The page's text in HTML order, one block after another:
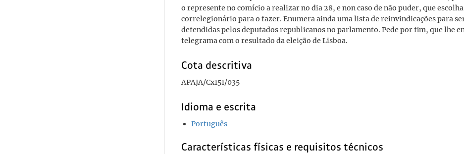
o represente no comício a realizar no dia 28, e non caso de não puder, que
correlegionário para o fazer. Enumera ainda uma lista de reinvindicações para
defendidas pelos deputados republicanos no parlamento. Pede por fim, que lhe
telegrama com o resultado da eleição de Lisboa.
Cota descritiva
APAJA/Cx151/035
Idioma e escrita
Português
Características físicas e requisitos técnicos